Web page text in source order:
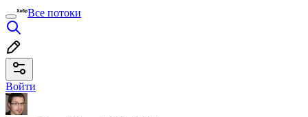
Все потоки
Войти